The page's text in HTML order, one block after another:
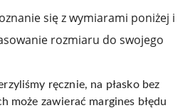
się z wymiarami poniżej i
rozmiaru do swojego
ręcznie, na płasko bez
może zawierać margines błędu